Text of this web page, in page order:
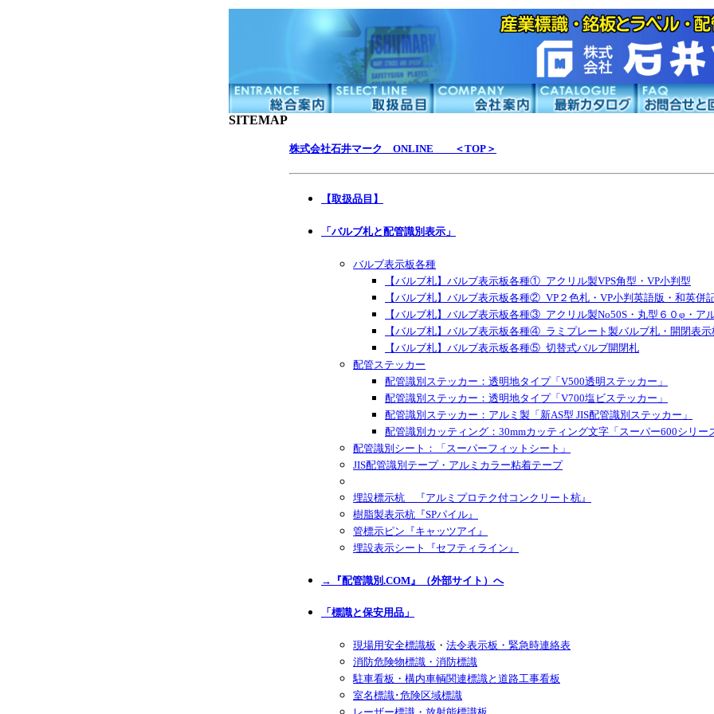
SITEMAP
株式会社石井マーク ONLINE ＜TOP＞
【取扱品目】
「バルブ札と配管識別表示」
バルブ表示板各種
【バルブ札】バルブ表示板各種①_アクリル製VPS角型・VP小判型
【バルブ札】バルブ表示板各種②_VP２色札・VP小判英語版・和英併
【バルブ札】バルブ表示板各種③_アクリル製No50S・丸型６０φ・ア
【バルブ札】バルブ表示板各種④_ラミプレート製バルブ札・開閉表示
【バルブ札】バルブ表示板各種⑤_切替式バルブ開閉札
配管ステッカー
配管識別ステッカー：透明地タイプ「V500透明ステッカー」
配管識別ステッカー：透明地タイプ「V700塩ビステッカー」
配管識別ステッカー：アルミ製「新AS型 JIS配管識別ステッカー 」
配管識別カッティング：30mmカッティング文字「スーパー600シリー
配管識別シート：「スーパーフィットシート」
JIS配管識別テープ・アルミカラー粘着テープ
埋設標示杭 『アルミプロテク付コンクリート杭』
樹脂製表示杭『SPパイル』
管標示ピン『キャッツアイ』
埋設表示シート『セフティライン』
→『配管識別.COM』（外部サイト）へ
「標識と保安用品」
現場用安全標識板 ・ 法令表示板・緊急時連絡表
消防危険物標識・消防標識
駐車看板・構内車輌関連標識と道路工事看板
室名標識･危険区域標識